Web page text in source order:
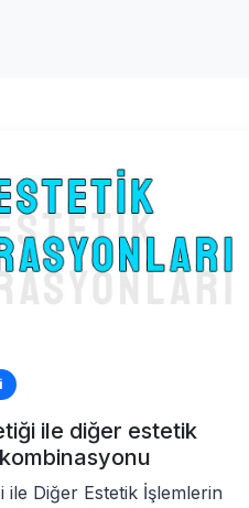
ile diğer estetik
ile Diğer Estetik İşlemlerin